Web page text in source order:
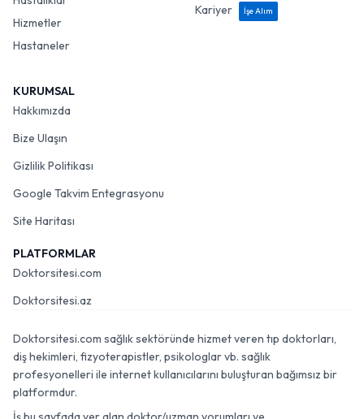
Hizmetler
Hastaneler
Kariyer
İşe Alım
KURUMSAL
Hakkımızda
Bize Ulaşın
Gizlilik Politikası
Google Takvim Entegrasyonu
Site Haritası
PLATFORMLAR
Doktorsitesi.com
Doktorsitesi.az
Doktorsitesi.com sağlık sektöründe hizmet veren tıp doktorları,
diş hekimleri, fizyoterapistler, psikologlar vb. sağlık
profesyonelleri ile internet kullanıcılarını buluşturan bağımsız bir
platformdur.